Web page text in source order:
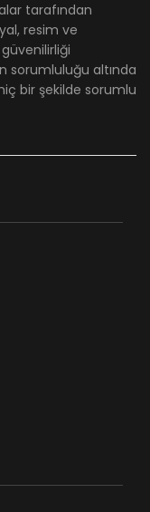
tarafından
resim ve
sorumluluğu altında
bir şekilde sorumlu